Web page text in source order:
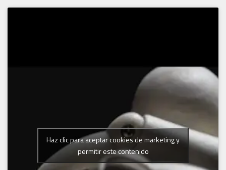
Haz clic para aceptar cookies de marketing y
permitir este contenido